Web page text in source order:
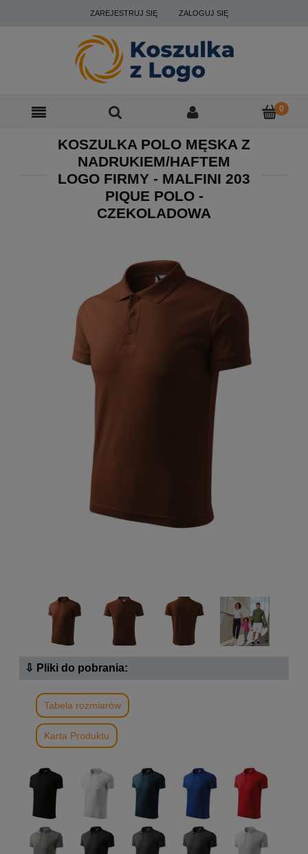
ZAREJESTRUJ SIĘ ZALOGUJ SIĘ
KOSZULKA POLO MĘSKA Z
NADRUKIEM/HAFTEM
LOGO FIRMY - MALFINI 203
PIQUE POLO -
CZEKOLADOWA
⇩ Pliki do pobrania:
Tabela rozmiarów
Karta Produktu